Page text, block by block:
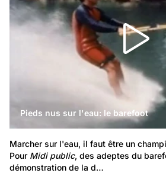
Pieds nus sur l'eau: le barefoot
Marcher sur l'eau, il faut être un
Pour Midi public, des adeptes du
démonstration de la d…